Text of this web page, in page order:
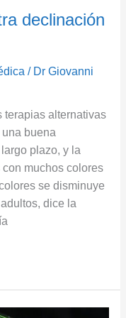
declinación
/ Dr Giovanni
terapias alternativas
buena
plazo, y la
muchos colores
se disminuye
dice la